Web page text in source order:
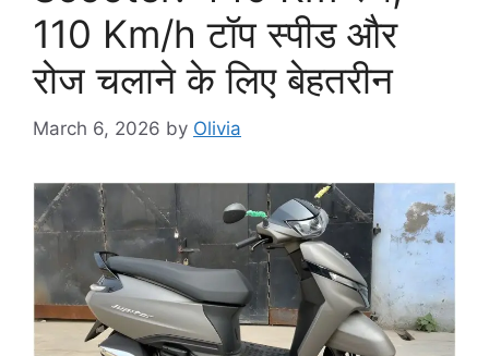
110 Km/h टॉप स्पीड और
रोज चलाने के लिए बेहतरीन
March 6, 2026 by Olivia